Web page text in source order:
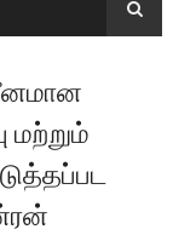
மற்றும்